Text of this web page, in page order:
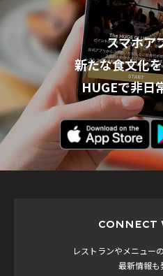
スマホア
新たな食文化
HUGEで非日
CONNECT
レストランやメニュー
最新情報も